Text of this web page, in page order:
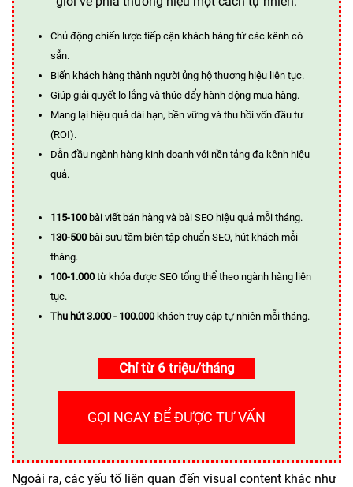
Chủ động chiến lược tiếp cận khách hàng từ các kênh có
sẵn.
Biến khách hàng thành người ủng hộ thương hiệu liên tục.
Giúp giải quyết lo lắng và thúc đẩy hành động mua hàng.
Mang lại hiệu quả dài hạn, bền vững và thu hồi vốn đầu tư
(ROI).
Dẫn đầu ngành hàng kinh doanh với nền tảng đa kênh hiệu
quả.
115-100 bài viết bán hàng và bài SEO hiệu quả mỗi tháng.
130-500 bài sưu tầm biên tập chuẩn SEO, hút khách mỗi
tháng.
100-1.000 từ khóa được SEO tổng thể theo ngành hàng liên
tục.
Thu hút 3.000 - 100.000 khách truy cập tự nhiên mỗi tháng.
Chỉ từ 6 triệu/tháng
GỌI NGAY ĐỂ ĐƯỢC TƯ VẤN
Ngoài ra, các yếu tố liên quan đến visual content khác như